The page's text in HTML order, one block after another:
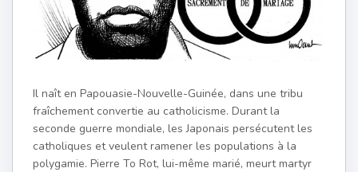
Il naît en Papouasie-Nouvelle-Guinée, dans une tribu
fraîchement convertie au catholicisme. Durant la
seconde guerre mondiale, les Japonais persécutent les
catholiques et veulent ramener les populations à la
polygamie. Pierre To Rot, lui-même marié, meurt martyr